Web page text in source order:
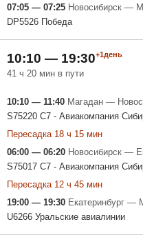
07:05 — 07:25 Новосибирск —
DP5526 Победа
10:10 — 19:30+1день
41 ч 20 мин в пути
10:10 — 11:40 Магадан —
S75220 С7 - Авиакомпания
Пересадка 18 ч 15 мин
06:00 — 06:20 Новосибирск —
S75017 С7 - Авиакомпания
Пересадка 12 ч 45 мин
19:00 — 19:30 Екатеринбург —
U6266 Уральские авиалинии